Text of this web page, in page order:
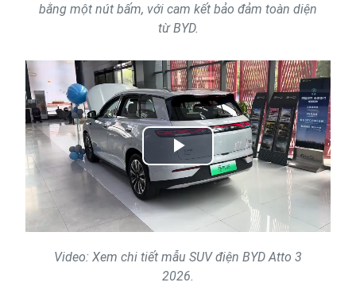
bằng một nút bấm, với cam kết bảo đảm toàn diện
từ BYD.
Play
Video
Video: Xem chi tiết mẫu SUV điện BYD Atto 3
2026.